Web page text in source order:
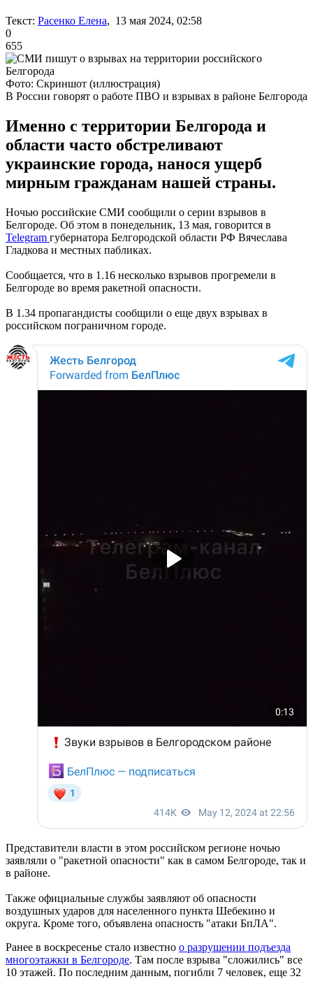
Текст: Расенко Елена, 13 мая 2024, 02:58
0
655
Фото: Скриншот (иллюстрация)
В России говорят о работе ПВО и взрывах в районе Белгорода
Именно с территории Белгорода и
области часто обстреливают
украинские города, нанося ущерб
мирным гражданам нашей страны.
Ночью российские СМИ сообщили о серии взрывов в
Белгороде. Об этом в понедельник, 13 мая, говорится в
Telegram губернатора Белгородской области РФ Вячеслава
Гладкова и местных пабликах.
Сообщается, что в 1.16 несколько взрывов прогремели в
Белгороде во время ракетной опасности.
В 1.34 пропагандисты сообщили о еще двух взрывах в
российском пограничном городе.
Представители власти в этом российском регионе ночью
заявляли о "ракетной опасности" как в самом Белгороде, так и
в районе.
Также официальные службы заявляют об опасности
воздушных ударов для населенного пункта Шебекино и
округа. Кроме того, объявлена опасность "атаки БпЛА".
Ранее в воскресенье стало известно о разрушении подъезда
многоэтажки в Белгороде. Там после взрыва "сложились" все
10 этажей. По последним данным, погибли 7 человек, еще 32